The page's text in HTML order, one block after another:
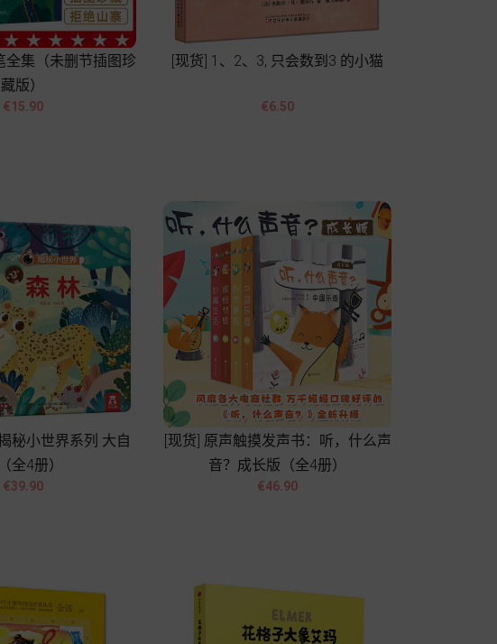
全集（未删节插图珍
藏版）
Price
€15.90

[现货] 1、2、3, 只会数到3 的小猫
Price
€6.50
秘小世界系列 大自
全4册）
Price
€39.90
[现货] 原声触摸发声书：听，什么声
音？成长版（全4册）
Price
€46.90
 